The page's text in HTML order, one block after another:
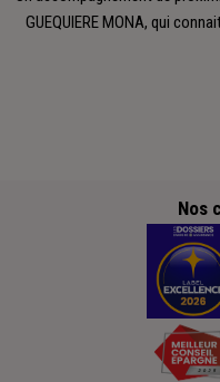
GUEQUIERE MONA, qui
Nos